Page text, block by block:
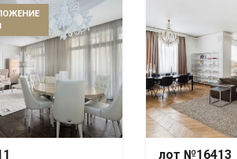
лот №16413